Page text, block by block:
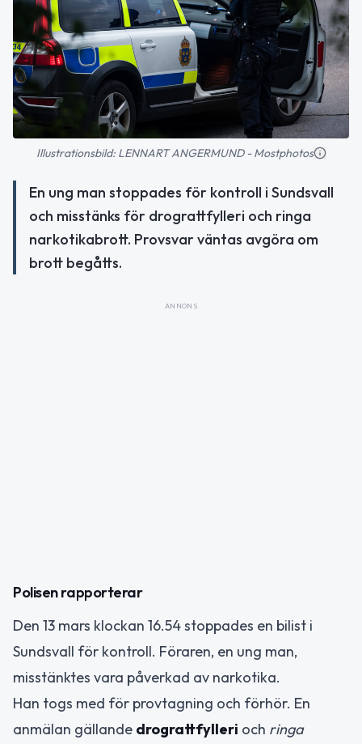
Illustrationsbild: LENNART ANGERMUND - Mostphotos
En ung man stoppades för kontroll i Sundsvall
och misstänks för drograttfylleri och ringa
narkotikabrott. Provsvar väntas avgöra om
brott begåtts.
ANNONS
Polisen rapporterar
Den 13 mars klockan 16.54 stoppades en bilist i
Sundsvall för kontroll. Föraren, en ung man,
misstänktes vara påverkad av narkotika.
Han togs med för provtagning och förhör. En
anmälan gällande drograttfylleri och ringa